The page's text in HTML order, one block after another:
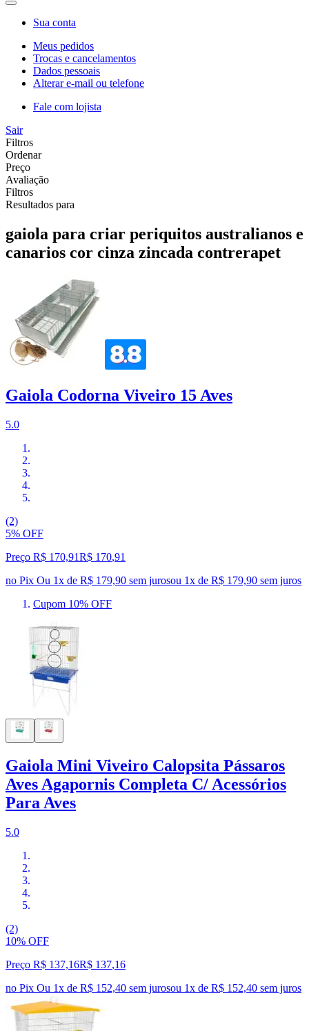
Sua conta
Meus pedidos
Trocas e cancelamentos
Dados pessoais
Alterar e-mail ou telefone
Fale com lojista
Sair
Filtros
Ordenar
Preço
Avaliação
Filtros
Resultados para
gaiola para criar periquitos australianos e
canarios cor cinza zincada contrerapet
Gaiola Codorna Viveiro 15 Aves
5.0
(2)
5% OFF
Preço R$ 170,91R$ 170,91
no Pix Ou 1x de R$ 179,90 sem jurosou 1x de R$ 179,90 sem juros
Cupom 10% OFF
Gaiola Mini Viveiro Calopsita Pássaros
Aves Agapornis Completa C/ Acessórios
Para Aves
5.0
(2)
10% OFF
Preço R$ 137,16R$ 137,16
no Pix Ou 1x de R$ 152,40 sem jurosou 1x de R$ 152,40 sem juros